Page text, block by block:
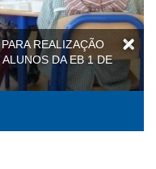
REALIZAÇÃO
DA EB 1 DE